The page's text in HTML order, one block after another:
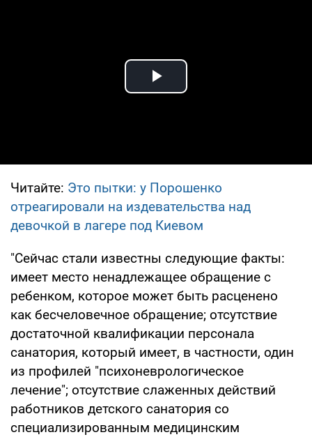
Play Video
Читайте: Это пытки: у Порошенко
отреагировали на издевательства над
девочкой в лагере под Киевом
"Сейчас стали известны следующие факты:
имеет место ненадлежащее обращение с
ребенком, которое может быть расценено
как бесчеловечное обращение; отсутствие
достаточной квалификации персонала
санатория, который имеет, в частности, один
из профилей "психоневрологическое
лечение"; отсутствие слаженных действий
работников детского санатория со
специализированным медицинским